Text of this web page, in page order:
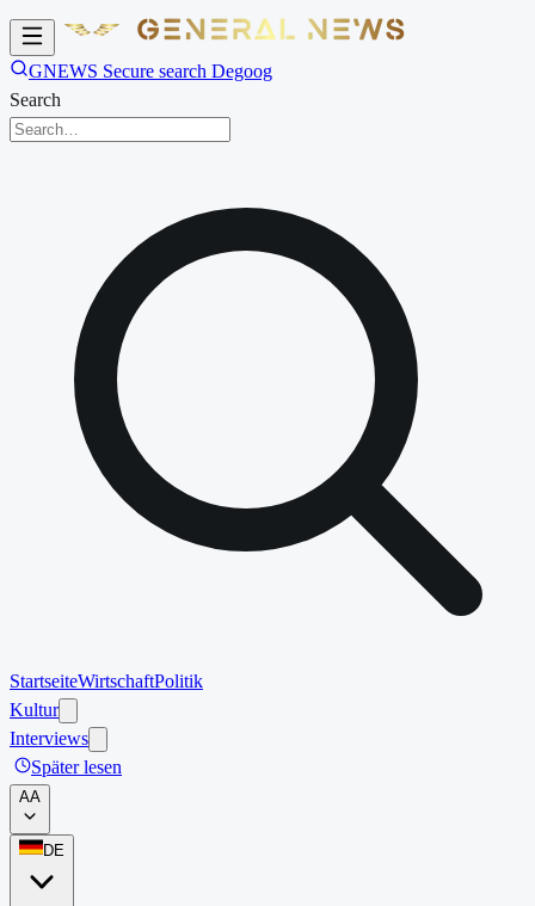
GNEWS Secure search Degoog
Search
StartseiteWirtschaftPolitik
Kultur
Interviews
Später lesen
AA
DE